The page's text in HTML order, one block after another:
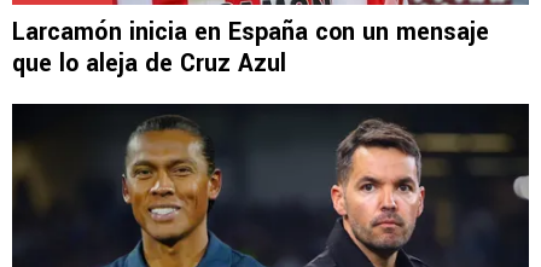
Larcamón inicia en España con un mensaje
que lo aleja de Cruz Azul